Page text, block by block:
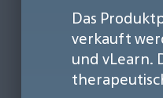
Das
verkauft
und vLearn.